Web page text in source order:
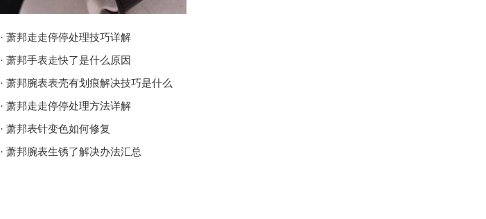
· 萧邦走走停停处理技巧详解
· 萧邦手表走快了是什么原因
· 萧邦腕表表壳有划痕解决技巧是什么
· 萧邦走走停停处理方法详解
· 萧邦表针变色如何修复
· 萧邦腕表生锈了解决办法汇总